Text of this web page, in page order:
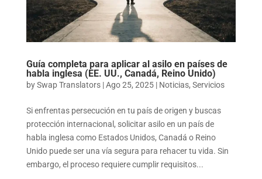
Guía completa para aplicar al asilo en países de
habla inglesa (EE. UU., Canadá, Reino Unido)
bySwap Translators|Ago 25, 2025| Noticias, Servicios
Si enfrentas persecución en tu país de origen y buscas
protección internacional, solicitar asilo en un país de
habla inglesa como Estados Unidos, Canadá o Reino
Unido puede ser una vía segura para rehacer tu vida. Sin
embargo, el proceso requiere cumplir requisitos...